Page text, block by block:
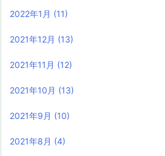
2022年1月 (11)
2021年12月 (13)
2021年11月 (12)
2021年10月 (13)
2021年9月 (10)
2021年8月 (4)